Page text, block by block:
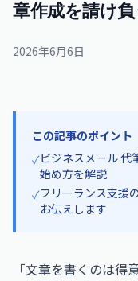
章作成を請け
2026年6月6日
この記事のポイント
✓ビジネスメール 代
始め方を解説
✓フリーランス支援
お伝えします
「文章を書くのは